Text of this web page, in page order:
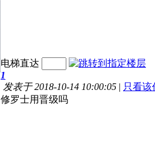
电梯直达
1
发表于 2018-10-14 10:00:05 | 只看该
修罗士用晋级吗